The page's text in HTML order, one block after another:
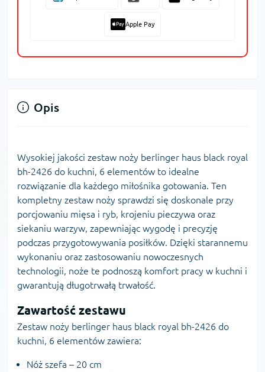
Apple Pay
Opis
Wysokiej jakości zestaw noży berlinger haus black royal
bh-2426 do kuchni, 6 elementów to idealne
rozwiązanie dla każdego miłośnika gotowania. Ten
kompletny zestaw noży sprawdzi się doskonale przy
porcjowaniu mięsa i ryb, krojeniu pieczywa oraz
siekaniu warzyw, zapewniając wygodę i precyzję
podczas przygotowywania posiłków. Dzięki starannemu
wykonaniu oraz zastosowaniu nowoczesnych
technologii, noże te podnoszą komfort pracy w kuchni i
gwarantują długotrwałą trwałość.
Zawartość zestawu
Zestaw noży berlinger haus black royal bh-2426 do
kuchni, 6 elementów zawiera:
Nóż szefa – 20 cm